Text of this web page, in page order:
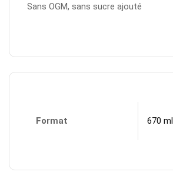
Sans OGM, sans sucre ajouté
Format 670 ml